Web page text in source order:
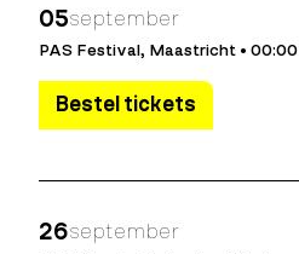
05september
PAS Festival, Maastricht • 00:00
Bestel tickets
26september